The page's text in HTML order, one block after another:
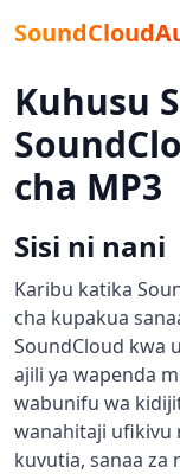
Kuhusu
cha MP3
Sisi ni nani
Karibu katika
cha kupakua
SoundCloud kwa
ajili ya wapenda
wabunifu wa
wanahitaji ufikivu
kuvutia, sanaa za